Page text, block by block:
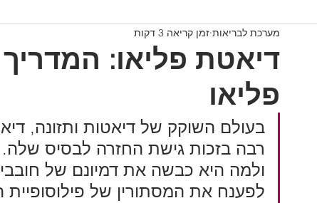
רפואת שיניים חדש על המדף
דיאטת פליאו:
פליאו
מערכת לבריאות זמן קריאה 3 דקות
בעולם השוקק של דיאטות ותזונה,
רבה בזכות גישת החזרה לבסיס
ולמה היא כבשה את דמיונם של
לפענח את המסתורין של פילוסופיית